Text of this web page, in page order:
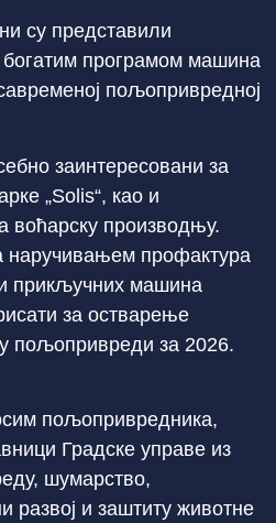
су представили
богатим програмом машина
пољопривредној
заинтересовани за
„Solis“, као и
воћарску производњу.
наручивањем профактура
прикључних машина
за остварење
пољопривреди за 2026.
пољопривредника,
Градске управе из
шумарство,
развој и заштиту животне